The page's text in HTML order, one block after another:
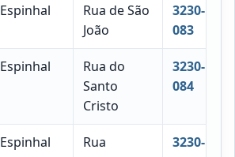
Espinhal
Rua de São
João
3230-
083
Espinhal
Rua do
Santo
Cristo
3230-
084
Espinhal
Rua
3230-